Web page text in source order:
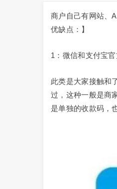
商户自己有网站、
优缺点：】
1：微信和支付宝官
此类是大家接触和
过，这种一般是商
是单独的收款码，